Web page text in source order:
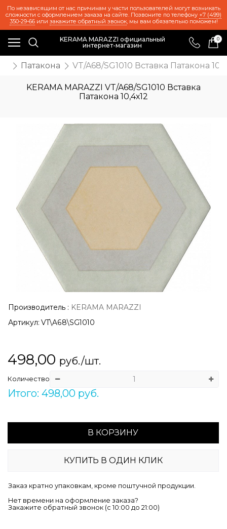
По независящим от нас причинам у части пользователей могут возникать
сложности с оформлением заказа на сайте. Позвоните по телефону +7 (499)
350-29-66или закажите обратный звонок, мы вам обязательно поможем!
KERAMA MARAZZI официальный
интернет-магазин
0
Патакона VT/A68/SG1010 Вставка Патакона
KERAMA MARAZZI VT/A68/SG1010 Вставка
Патакона 10,4х12
Производитель : KERAMA MARAZZI
Артикул: VT\A68\SG1010
498,00 руб./шт.
Количество
Итого: 498,00 руб.
В КОРЗИНУ
КУПИТЬ В ОДИН КЛИК
Заказ кратно упаковкам, кроме поштучной продукции.
Нет времени на оформление заказа?
Закажите обратный звонок (c 10:00 до 21:00)